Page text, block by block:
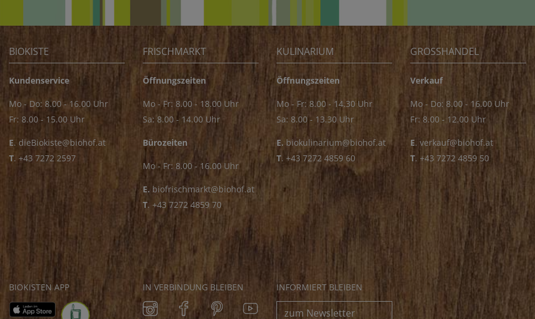
BIOKISTE
Kundenservice
Mo - Do: 8.00 - 16.00 Uhr
Fr: 8.00 - 15.00 Uhr
E. dieBiokiste@biohof.at
T. +43 7272 2597
FRISCHMARKT
Öffnungszeiten
Mo - Fr: 8.00 - 18.00 Uhr
Sa: 8.00 - 14.00 Uhr
Bürozeiten
Mo - Fr: 8.00 - 16.00 Uhr
E. biofrischmarkt@biohof.at
T. +43 7272 4859 70
KULINARIUM
Öffnungszeiten
Mo - Fr: 8.00 - 14.30 Uhr
Sa: 8.00 - 13.30 Uhr
E. biokulinarium@biohof.at
T. +43 7272 4859 60
GROSSHANDEL
Verkauf
Mo - Do: 8.00 - 16.00 Uhr
Fr: 8.00 - 12.00 Uhr
E. verkauf@biohof.at
T. +43 7272 4859 50
BIOKISTEN APP IN VERBINDUNG BLEIBEN INFORMIERT BLEIBEN
zum Newsletter